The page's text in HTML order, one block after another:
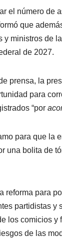
el número de
que
y ministros de
de 2027.
prensa, la
para
“por
para que la
una bolita de
reforma para
partidistas y
los comicios
de las